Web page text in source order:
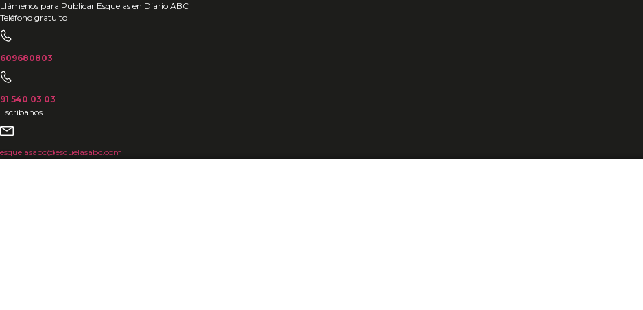
Ir
al
contenido
Llámenos para Publicar Esquelas en Diario ABC
Teléfono gratuito
609680803
91 540 03 03
Escríbanos
esquelasabc@esquelasabc.com